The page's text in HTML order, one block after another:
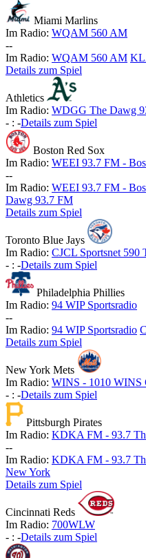
Miami Marlins
Im Radio: WQAM 560 AM
--
Im Radio: WQAM 560 AM
Details zum Spiel
Athletics
Im Radio: WDGG The Dawg
- : -Details zum Spiel
Boston Red Sox
Im Radio: WEEI 93.7 FM -
--
Im Radio: WEEI 93.7 FM -
Dawg 93.7 FM
Details zum Spiel
Toronto Blue Jays
Im Radio: CJCL Sportsnet 590
- : -Details zum Spiel
Philadelphia Phillies
Im Radio: 94 WIP Sportsradio
--
Im Radio: 94 WIP Sportsradio
Details zum Spiel
New York Mets
Im Radio: WINS - 1010 WINS
- : -Details zum Spiel
Pittsburgh Pirates
Im Radio: KDKA FM - 93.7
--
Im Radio: KDKA FM - 93.7
New York
Details zum Spiel
Cincinnati Reds
Im Radio: 700WLW
- : -Details zum Spiel